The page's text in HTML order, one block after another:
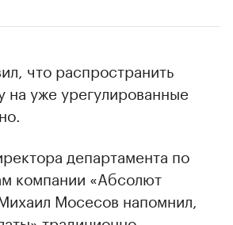
что распространить
на уже урегулированные
департамента по
компании «Абсолют
Мосесов напомнил,